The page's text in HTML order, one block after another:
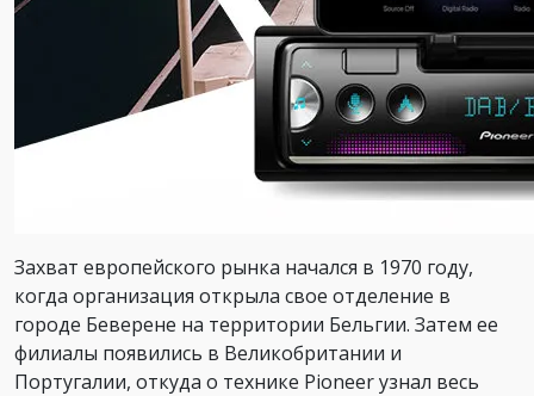
Захват европейского рынка начался в 1970 году,
когда организация открыла свое отделение в
городе Беверене на территории Бельгии. Затем ее
филиалы появились в Великобритании и
Португалии, откуда о технике Pioneer узнал весь